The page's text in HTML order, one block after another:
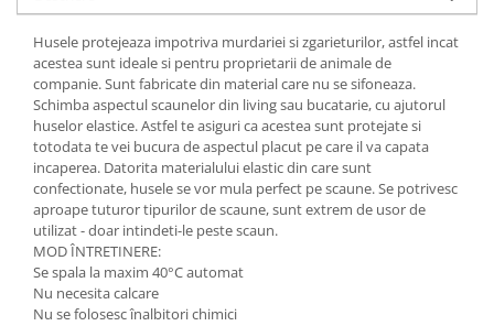
Husele protejeaza impotriva murdariei si zgarieturilor, astfel incat
acestea sunt ideale si pentru proprietarii de animale de
companie. Sunt fabricate din material care nu se sifoneaza.
Schimba aspectul scaunelor din living sau bucatarie, cu ajutorul
huselor elastice. Astfel te asiguri ca acestea sunt protejate si
totodata te vei bucura de aspectul placut pe care il va capata
incaperea. Datorita materialului elastic din care sunt
confectionate, husele se vor mula perfect pe scaune. Se potrivesc
aproape tuturor tipurilor de scaune, sunt extrem de usor de
utilizat - doar intindeti-le peste scaun.
MOD ÎNTRETINERE:
Se spala la maxim 40°C automat
Nu necesita calcare
Nu se folosesc înalbitori chimici